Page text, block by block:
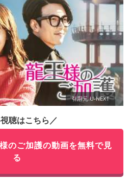
引用元:U-NEXT
聴はこちら／
のご加護の動画を無料で見
る